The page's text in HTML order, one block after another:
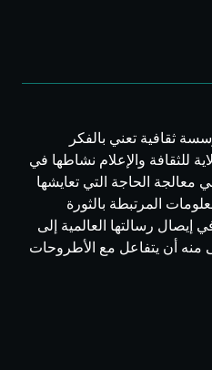
ثقافية تعني بالفكر
للثقافة والإعلام نشاطها في
لتساهم في معالجة الحاجة التي تعايشها
المرتبطة بالثورة
إيصال رسالتها العالمية إلى
منه أن يتفاعل مع الأطروحات